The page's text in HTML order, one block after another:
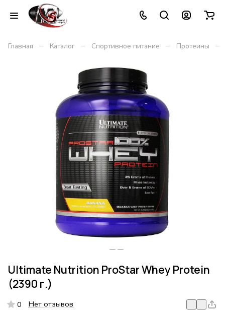
Главная – Каталог – Спортивное питание – Протеины –
Ultimate Nutrition ProStar Whey Protein
(2390 г.)
0 Нет отзывов